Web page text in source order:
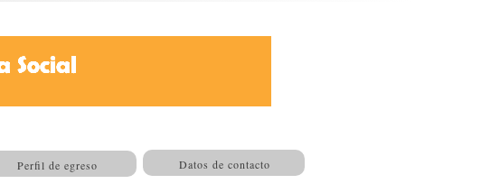
Perfil de egreso Datos de contacto